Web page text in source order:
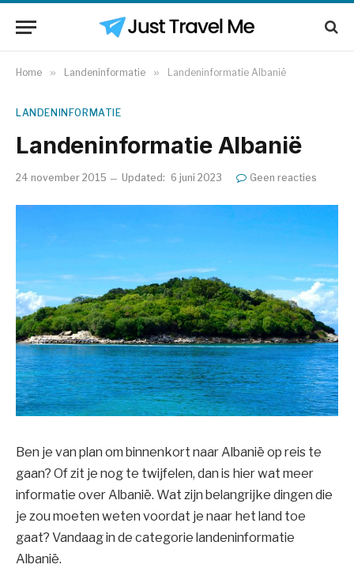
Home » Landeninformatie » Landeninformatie Albanië
LANDENINFORMATIE
Landeninformatie Albanië
24 november 2015 Updated: 6 juni 2023 Geen reacties
Ben je van plan om binnenkort naar Albanië op reis te
gaan? Of zit je nog te twijfelen, dan is hier wat meer
informatie over Albanië. Wat zijn belangrijke dingen die
je zou moeten weten voordat je naar het land toe
gaat? Vandaag in de categorie landeninformatie
Albanië.